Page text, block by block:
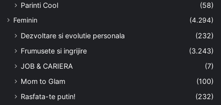
Parinti Cool
(58)
Feminin (4.294)
Dezvoltare si evolutie personala
(232)
Frumusete si ingrijire
(3.243)
JOB & CARIERA
(7)
Mom to Glam
(100)
Rasfata-te putin!
(232)